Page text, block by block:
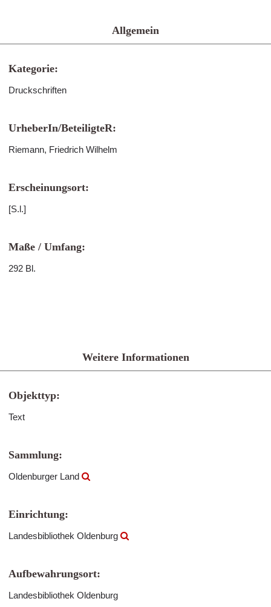
Allgemein
Kategorie:
Druckschriften
UrheberIn/BeteiligteR:
Riemann, Friedrich Wilhelm
Erscheinungsort:
[S.l.]
Maße / Umfang:
292 Bl.
Weitere Informationen
Objekttyp:
Text
Sammlung:
Oldenburger Land
Einrichtung:
Landesbibliothek Oldenburg
Aufbewahrungsort:
Landesbibliothek Oldenburg